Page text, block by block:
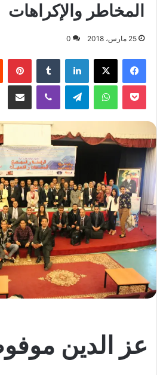
المخاطر والإكراهات
25 مارس، 2018 0
لينكدإن بينتيريست
واتساب
عز الدين